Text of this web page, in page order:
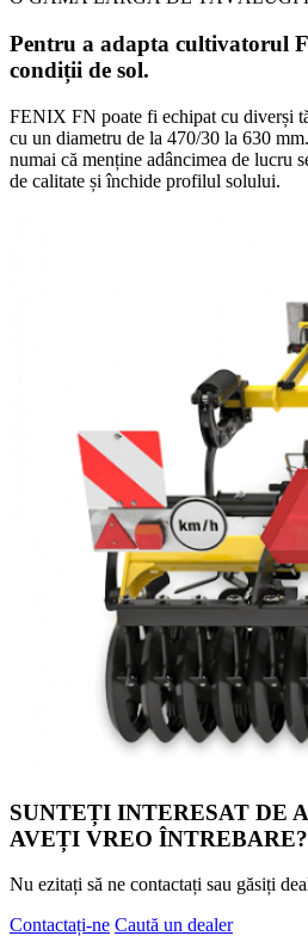
Pentru a adapta cultivatorul
condiții de sol.
FENIX FN poate fi echipat cu diverși
cu un diametru de la 470/30 la 630
numai că menține adâncimea de lucru
de calitate și închide profilul solului.
SUNTEȚI INTERESAT DE
AVEȚI VREO ÎNTREBARE?
Nu ezitați să ne contactați sau găsiți
Contactați-ne Caută un dealer